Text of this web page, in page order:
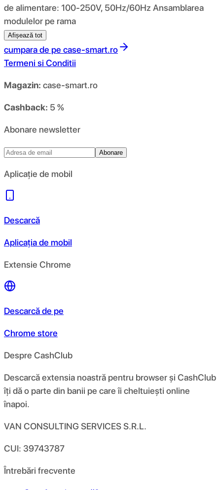
de alimentare: 100-250V, 50Hz/60Hz Ansamblarea
modulelor pe rama
Afișează tot
cumpara de pe case-smart.ro
Termeni si Conditii
Magazin: case-smart.ro
Cashback: 5 %
Abonare newsletter
Abonare
Aplicație de mobil
Descarcă
Aplicația de mobil
Extensie Chrome
Descarcă de pe
Chrome store
Despre CashClub
Descarcă extensia noastră pentru browser și CashClub
îți dă o parte din banii pe care îi cheltuiești online
înapoi.
VAN CONSULTING SERVICES S.R.L.
CUI: 39743787
Întrebări frecvente